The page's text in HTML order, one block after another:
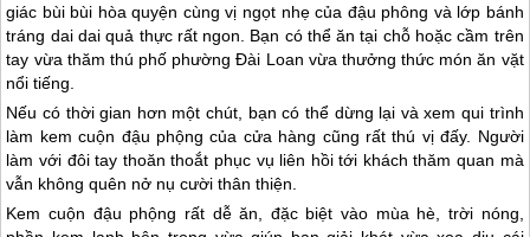
giác bùi bùi hòa quyện cùng vị ngọt nhẹ của đậu phông và lớp bánh
tráng dai dai quả thực rất ngon. Bạn có thể ăn tại chỗ hoặc cầm trên
tay vừa thăm thú phố phườngĐài Loan vừa thưởng thức món ăn vặt
nổi tiếng.
Nếu có thời gian hơn một chút, bạn có thể dừng lại và xem qui trình
làm kem cuộn đậu phộng của cửa hàng cũng rất thú vị đấy. Người
làm với đôi tay thoăn thoắt phục vụ liên hồi tới khách thăm quan mà
vẫn không quên nở nụ cười thân thiện.
Kem cuộn đậu phộng rất dễ ăn, đặc biệt vào mùa hè, trời nóng,